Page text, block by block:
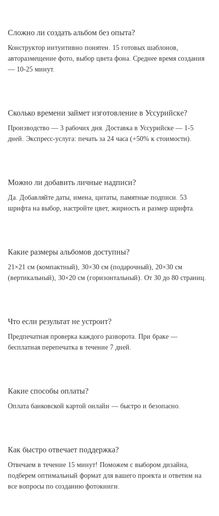
Сложно ли создать альбом без опыта?
Конструктор интуитивно понятен. 15 готовых шаблонов,
авторазмещение фото, выбор цвета фона. Среднее время создания
— 10-25 минут.
Сколько времени займет изготовление в Уссурийске?
Производство — 3 рабочих дня. Доставка в Уссурийске — 1-5
дней. Экспресс-услуга: печать за 24 часа (+50% к стоимости).
Можно ли добавить личные надписи?
Да. Добавляйте даты, имена, цитаты, памятные подписи. 53
шрифта на выбор, настройте цвет, жирность и размер шрифта.
Какие размеры альбомов доступны?
21×21 см (компактный), 30×30 см (подарочный), 20×30 см
(вертикальный), 30×20 см (горизонтальный). От 30 до 80 страниц.
Что если результат не устроит?
Предпечатная проверка каждого разворота. При браке —
бесплатная перепечатка в течение 7 дней.
Какие способы оплаты?
Оплата банковской картой онлайн — быстро и безопасно.
Как быстро отвечает поддержка?
Отвечаем в течение 15 минут! Поможем с выбором дизайна,
подберем оптимальный формат для вашего проекта и ответим на
все вопросы по созданию фотокниги.